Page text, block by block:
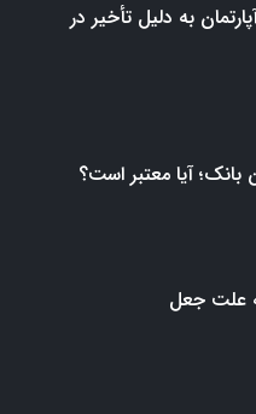
به دلیل تأخیر در
آیا معتبر است؟
علت جعل